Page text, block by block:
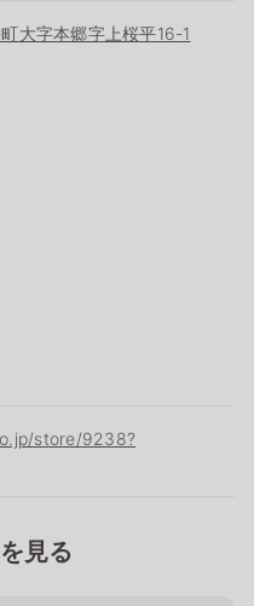
大字本郷字上桜平16-1
store/9238?
見る